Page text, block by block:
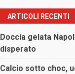
ARTICOLI RECENTI
Doccia gelata
disperato
Calcio sotto choc,